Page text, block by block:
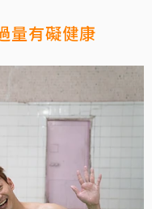
量有礙健康